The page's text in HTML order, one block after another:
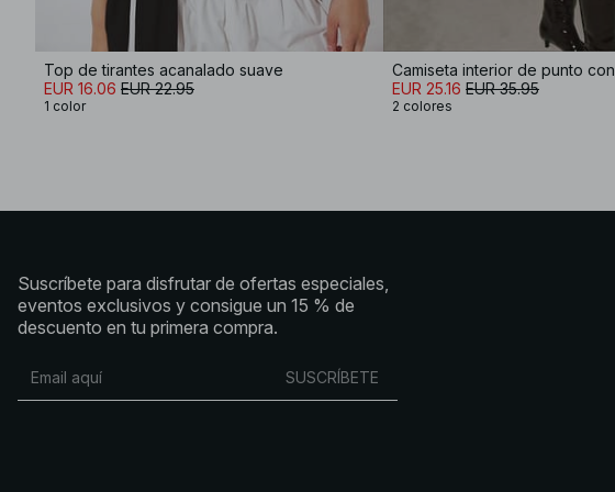
Top de tirantes acanalado suave
EUR 16.06 EUR 22.95
1 color
EUR 25.16 EUR 35.95
2 colores
Suscríbete para disfrutar de ofertas especiales,
eventos exclusivos y consigue un 15 % de
descuento en tu primera compra.
SUSCRÍBETE